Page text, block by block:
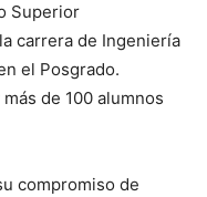
Superior
carrera de Ingeniería
el Posgrado.
de 100 alumnos
compromiso de